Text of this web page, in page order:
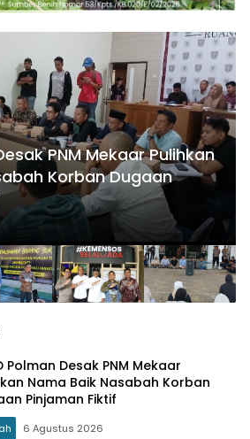
PNM Mekaar Pulihkan
Korban Dugaan
Polman Desak PNM Mekaar
Nama Baik Nasabah Korban
Pinjaman Fiktif
6 Agustus 2026